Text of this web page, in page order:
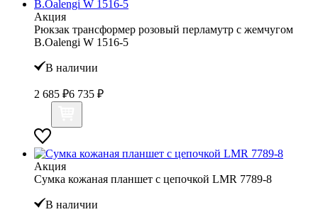
Акция
Рюкзак трансформер розовый перламутр с жемчугом
B.Oalengi W 1516-5
В наличии
2 685 ₽6 735 ₽
Акция
Сумка кожаная планшет с цепочкой LMR 7789-8
В наличии